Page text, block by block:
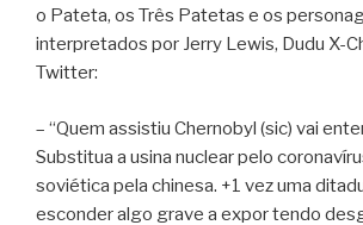
o Pateta, os Três Patetas e os
interpretados por Jerry Lewis, Dudu X-
Twitter:
– “Quem assistiu Chernobyl (sic) vai
Substitua a usina nuclear pelo
soviética pela chinesa. +1 vez uma
esconder algo grave a expor tendo